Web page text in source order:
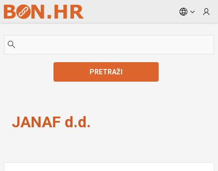
Skip to Main Content
PRETRAŽI
JANAF d.d.